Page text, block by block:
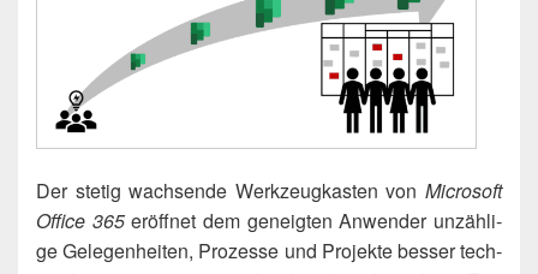
Der ste­tig wach­sen­de Werk­zeug­kas­ten von Micro­soft
Office 365eröff­net dem geneig­ten Anwen­der unzäh­li­
ge Gele­gen­hei­ten, Pro­zes­se und Pro­jek­te bes­ser tech­